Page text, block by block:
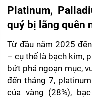
Platinum,
quý bị lãng quên
Từ đầu năm 2025
– cụ thể là bạch kim,
bứt phá ngoạn mục,
đến tháng 7,
của vàng (28%),